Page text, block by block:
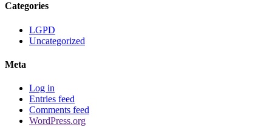
Categories
LGPD
Uncategorized
Meta
Log in
Entries feed
Comments feed
WordPress.org